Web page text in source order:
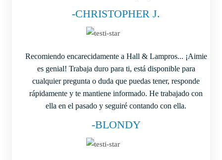
-CHRISTOPHER J.
Recomiendo encarecidamente a Hall & Lampros... ¡Aimie
es genial! Trabaja duro para ti, está disponible para
cualquier pregunta o duda que puedas tener, responde
rápidamente y te mantiene informado. He trabajado con
ella en el pasado y seguiré contando con ella.
-BLONDY